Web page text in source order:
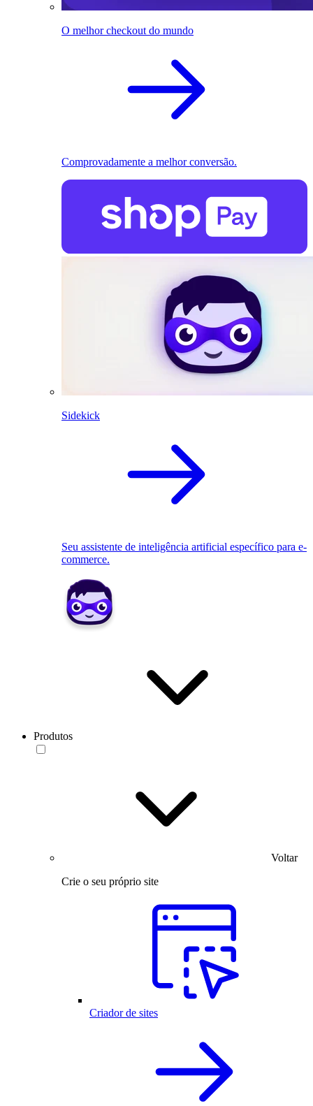
O melhor checkout do mundo
Comprovadamente a melhor conversão.
Sidekick
Seu assistente de inteligência artificial específico para e-
commerce.
Produtos
Voltar
Crie o seu próprio site
Criador de sites